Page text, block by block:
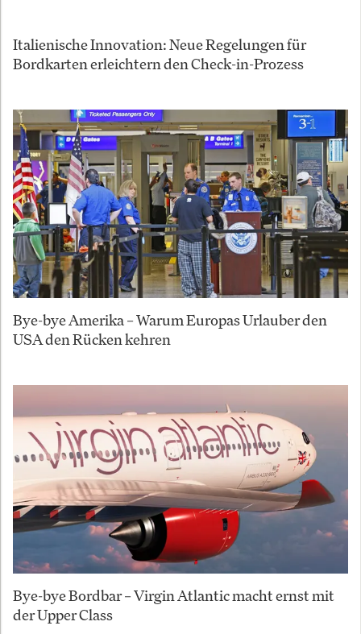
Italienische Innovation: Neue Regelungen für
Bordkarten erleichtern den Check-in-Prozess
Bye-bye Amerika – Warum Europas Urlauber den
USA den Rücken kehren
Bye-bye Bordbar – Virgin Atlantic macht ernst mit
der Upper Class